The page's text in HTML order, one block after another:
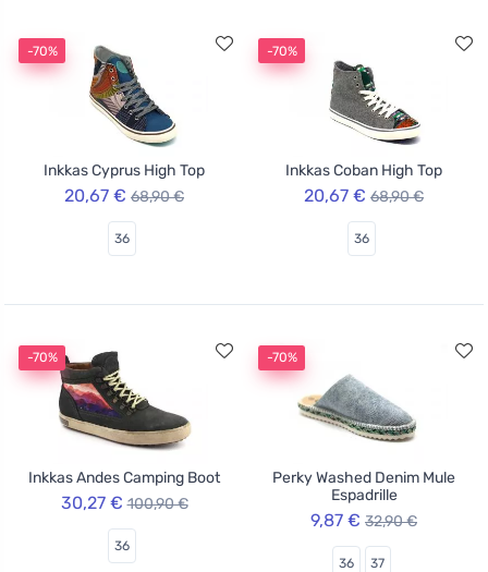
-70%
Inkkas Cyprus High Top
20,67 € 68,90 €
36
-70%
Inkkas Coban High Top
20,67 € 68,90 €
36
-70%
Inkkas Andes Camping Boot
30,27 € 100,90 €
36
-70%
Perky Washed Denim Mule
Espadrille
9,87 € 32,90 €
36 37